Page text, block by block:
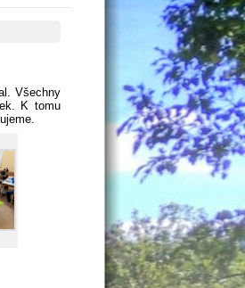
Všechny
K tomu